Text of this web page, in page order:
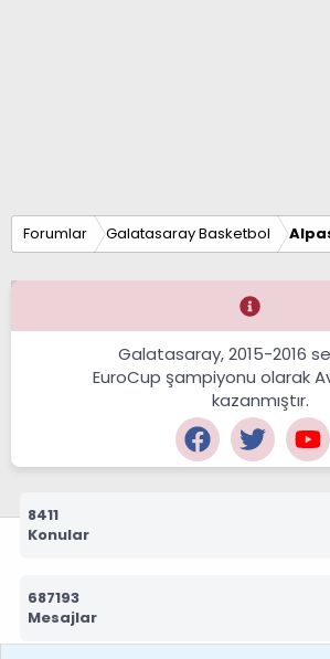
Forumlar Galatasaray Basketbol
Galatasaray, 2015-2016
EuroCup şampiyonu olarak
kazanmıştır.
8411
Konular
687193
Mesajlar